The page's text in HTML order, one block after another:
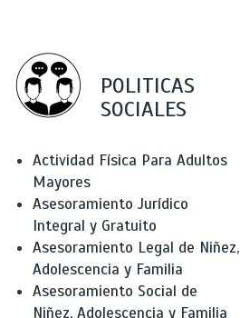
POLITICAS
SOCIALES
Actividad Física Para Adultos
Mayores
Asesoramiento Jurídico
Integral y Gratuito
Asesoramiento Legal de Niñez,
Adolescencia y Familia
Asesoramiento Social de
Niñez, Adolescencia y Familia